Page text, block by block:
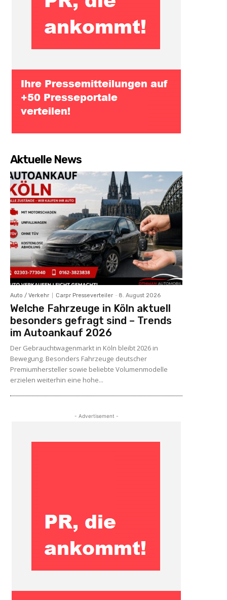
Aktuelle News
Auto / Verkehr Carpr Presseverteiler - 8. August 2026
Welche Fahrzeuge in Köln aktuell
besonders gefragt sind – Trends
im Autoankauf 2026
Der Gebrauchtwagenmarkt in Köln bleibt 2026 in
Bewegung. Besonders Fahrzeuge deutscher
Premiumhersteller sowie beliebte Volumenmodelle
erzielen weiterhin eine hohe...
- Advertisement -